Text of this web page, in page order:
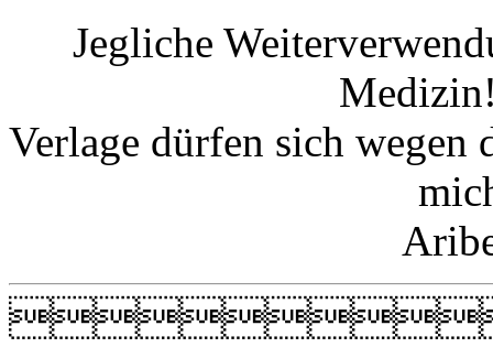
Jegliche
Verlage dürfen sich wegen